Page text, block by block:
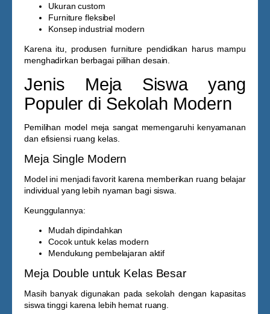
Ukuran custom
Furniture fleksibel
Konsep industrial modern
Karena itu, produsen furniture pendidikan harus mampu
menghadirkan berbagai pilihan desain.
Jenis Meja Siswa yang
Populer di Sekolah Modern
Pemilihan model meja sangat memengaruhi kenyamanan
dan efisiensi ruang kelas.
Meja Single Modern
Model ini menjadi favorit karena memberikan ruang belajar
individual yang lebih nyaman bagi siswa.
Keunggulannya:
Mudah dipindahkan
Cocok untuk kelas modern
Mendukung pembelajaran aktif
Meja Double untuk Kelas Besar
Masih banyak digunakan pada sekolah dengan kapasitas
siswa tinggi karena lebih hemat ruang.